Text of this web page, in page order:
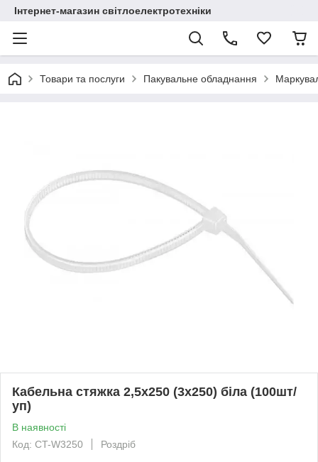
Інтернет-магазин світлоелектротехніки
Товари та послуги Пакувальне обладнання
Кабельна стяжка 2,5х250 (3х250) біла (100шт/
уп)
В наявності
Код: CT-W3250
Роздріб